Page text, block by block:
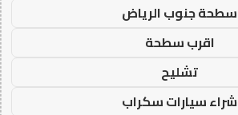
سطحة جنوب الرياض
اقرب سطحة
تشليح
شراء سيارات سكراب